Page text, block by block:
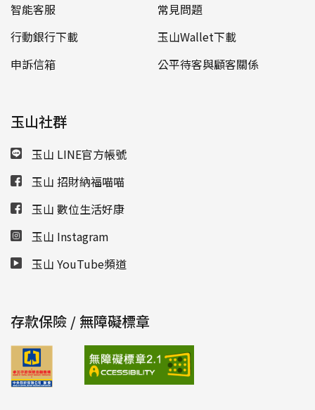
智能客服
常見問題
行動銀行下載
玉山Wallet下載
申訴信箱
公平待客與顧客關係
玉山社群
玉山 LINE官方帳號
玉山 招財納福喵喵
玉山 數位生活好康
玉山 Instagram
玉山 YouTube頻道
存款保險 / 無障礙標章